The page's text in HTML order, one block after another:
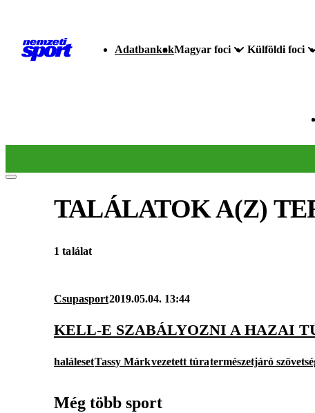
AdatbankokMagyar foci Külföldi foci
TALÁLATOK A(Z)
1 találat
Csupasport2019.05.04. 13:44
KELL-E SZABÁLYOZNI A HAZAI
halálesetTassy Márkvezetett túratermészetjáró
Még több sport